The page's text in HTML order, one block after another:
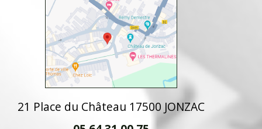
21 Place du Château 17500 JONZAC